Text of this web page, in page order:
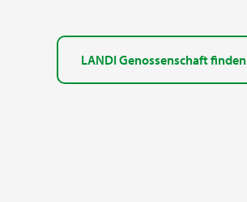
LANDI Genossenschaft finden